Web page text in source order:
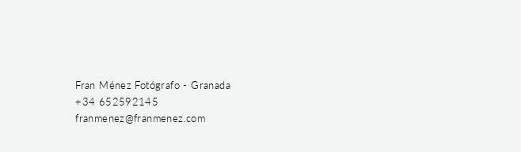
Fran Ménez Fotógrafo - Granada
+34 652592145
franmenez@franmenez.com